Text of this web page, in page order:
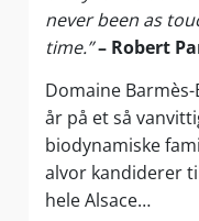
never been as
time.” – Robert
Domaine
år på et så
biodynamiske
alvor kandiderer
hele Alsace…